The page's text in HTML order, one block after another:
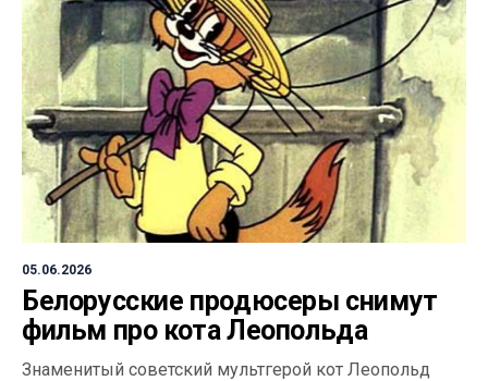
05.06.2026
Белорусские продюсеры снимут
фильм про кота Леопольда
Знаменитый советский мультгерой кот Леопольд